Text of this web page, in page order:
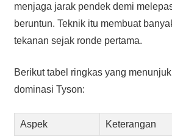
menjaga jarak pendek demi
beruntun. Teknik itu membuat
tekanan sejak ronde pertama.
Berikut tabel ringkas yang
dominasi Tyson:
Aspek Keterangan